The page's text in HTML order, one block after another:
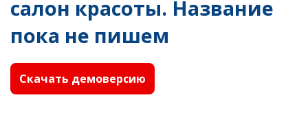
салон красоты. Название
пока не пишем
Скачать демоверсию